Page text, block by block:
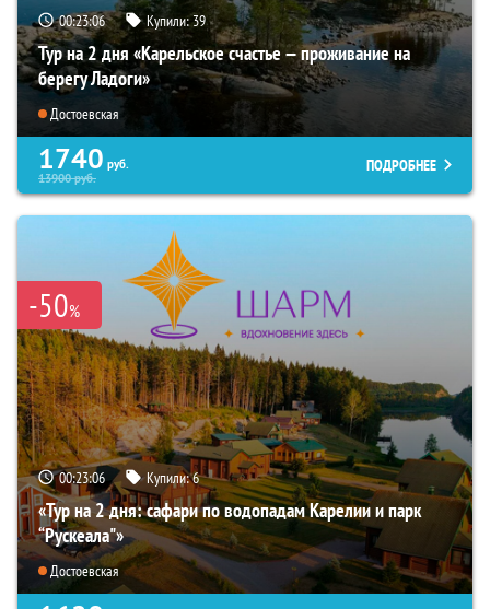
00:23:04 Купили:39
Тур на 2 дня «Карельское счастье — проживание на
берегу Ладоги»
Достоевская
1740 руб.
13900руб.
ПОДРОБНЕЕ
-50%
00:23:04 Купили:6
«Тур на 2 дня: сафари по водопадам Карелии и парк
“Рускеала"»
Достоевская